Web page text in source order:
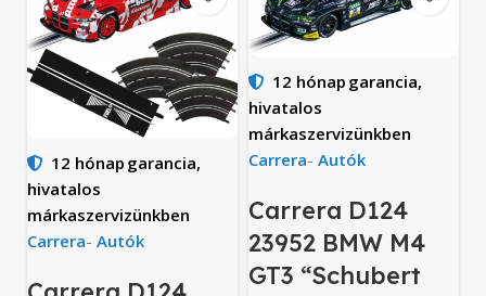
12 hónap garancia,
hivatalos
márkaszervizünkben
Carrera- Autók
12 hónap garancia,
hivatalos
márkaszervizünkben
Carrera- Autók
Carrera D124
23952 BMW M4
GT3 “Schubert